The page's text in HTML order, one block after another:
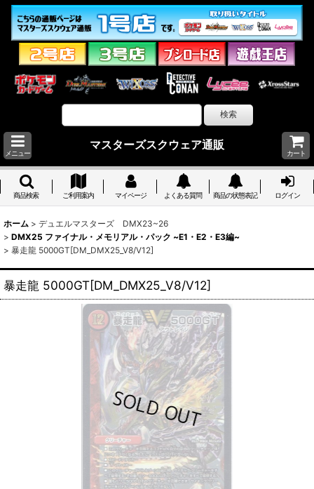
メニュー
マスターズスクウェア通販
カート
商品検索 ご利用案内 マイページ よくある質問 商品の状態表記 ログイン
ホーム > デュエルマスターズ DMX23~26
> DMX25 ファイナル・メモリアル・パック ~E1・E2・E3編~
> 暴走龍 5000GT[DM_DMX25_V8/V12]
暴走龍 5000GT[DM_DMX25_V8/V12]